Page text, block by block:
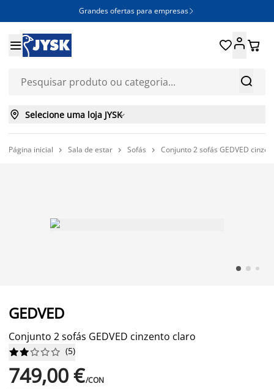
Grandes ofertas para empresas 


 
 Selecione uma loja JYSK
Página inicial  Sala de estar  Sofás  Conjunto 2 sofás GEDVED
GEDVED
Conjunto 2 sofás GEDVED cinzento claro





 (5)
749,00 €/CON